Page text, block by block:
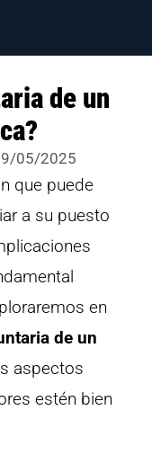
de un
05/2025
que puede
a su puesto
en
de un
aspectos
estén bien